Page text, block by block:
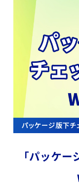
「パッケ